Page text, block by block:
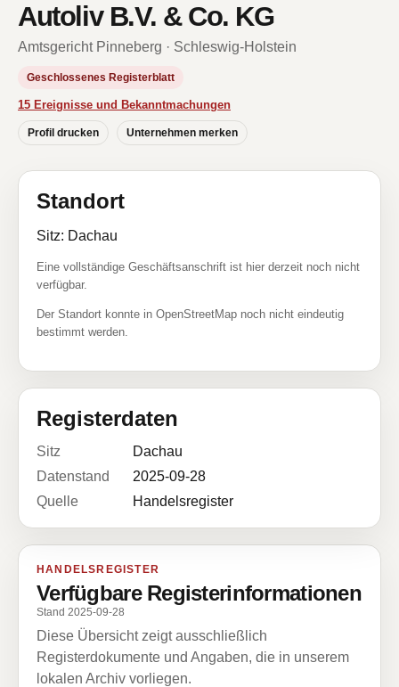
Autoliv B.V. & Co. KG
Amtsgericht Pinneberg · Schleswig-Holstein
Geschlossenes Registerblatt
15 Ereignisse und Bekanntmachungen
Profil drucken Unternehmen merken
Standort
Sitz: Dachau
Eine vollständige Geschäftsanschrift ist hier derzeit noch nicht
verfügbar.
Der Standort konnte in OpenStreetMap noch nicht eindeutig
bestimmt werden.
Registerdaten
Sitz
Dachau
Datenstand
2025-09-28
Quelle
Handelsregister
HANDELSREGISTER
Verfügbare Registerinformationen
Stand 2025-09-28
Diese Übersicht zeigt ausschließlich
Registerdokumente und Angaben, die in unserem
lokalen Archiv vorliegen.